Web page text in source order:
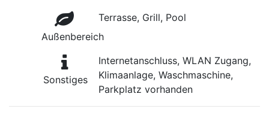
Außenbereich
Terrasse, Grill, Pool
Sonstiges
Internetanschluss, WLAN Zugang,
Klimaanlage, Waschmaschine,
Parkplatz vorhanden